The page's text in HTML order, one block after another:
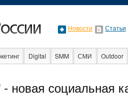
Новости Статьи
Digital SMM СМИ Outdoor
новая социальная